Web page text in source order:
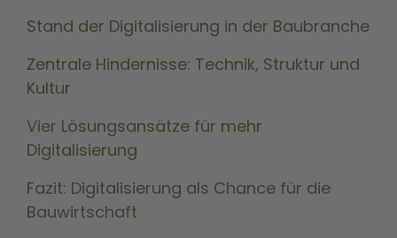
Stand der Digitalisierung in der Baubranche
Zentrale Hindernisse: Technik, Struktur und
Kultur
Vier Lösungsansätze für mehr
Digitalisierung
Fazit: Digitalisierung als Chance für die
Bauwirtschaft